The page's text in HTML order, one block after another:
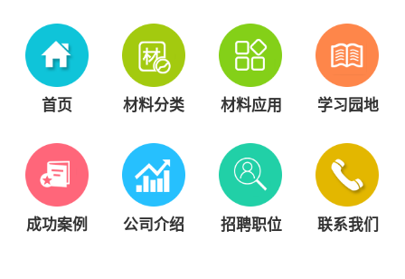
首页 材料分类 材料应用 学习园地
成功案例 公司介绍 招聘职位 联系我们